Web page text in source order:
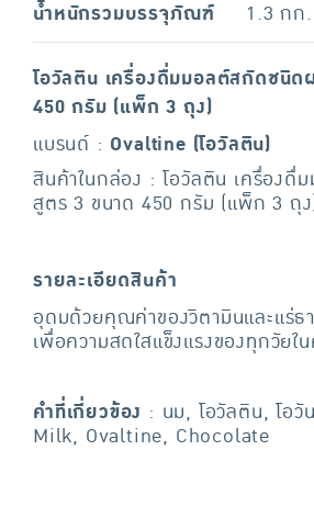
น้ำหนักรวมบรรจุภัณฑ์ 1.3 กก.
โอวัลติน เครื่องดื่มมอลต์สกัดชนิด
450 กรัม (แพ็ก 3 ถุง)
แบรนด์ : Ovaltine (โอวัลติน)
สินค้าในกล่อง : โอวัลติน เครื่องดื่
สูตร 3 ขนาด 450 กรัม (แพ็ก 3 ถุ
รายละเอียดสินค้า
อุดมด้วยคุณค่าของวิตามินและแร่ธ
เพื่อความสดใสแข็งแรงของทุกวัยใ
คำที่เกี่ยวข้อง : นม, โอวัลติน, โอ
Milk, Ovaltine, Chocolate